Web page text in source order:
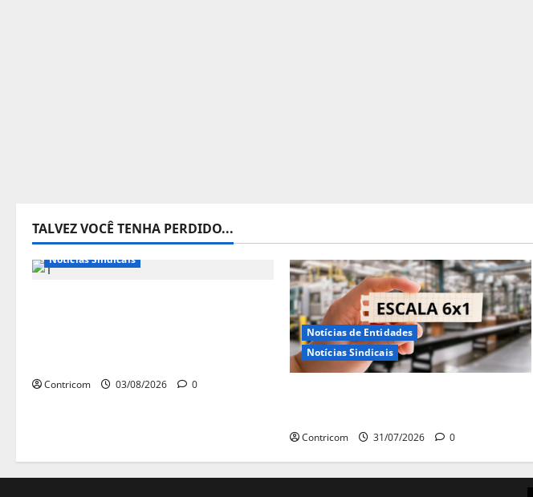
TALVEZ VOCÊ TENHA PERDIDO...
Destaques
Notícias de Entidades
Notícias Sindicais
Contricom 03/08/2026 0
Notícias de Entidades
Notícias Sindicais
Contricom 31/07/2026 0